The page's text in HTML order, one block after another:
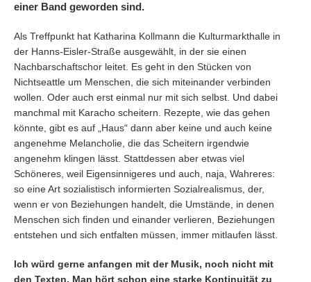
einer Band geworden sind.
Als Treffpunkt hat Katharina Kollmann die Kulturmarkthalle in
der Hanns-Eisler-Straße ausgewählt, in der sie einen
Nachbarschaftschor leitet. Es geht in den Stücken von
Nichtseattle um Menschen, die sich miteinander verbinden
wollen. Oder auch erst einmal nur mit sich selbst. Und dabei
manchmal mit Karacho scheitern. Rezepte, wie das gehen
könnte, gibt es auf „Haus“ dann aber keine und auch keine
angenehme Melancholie, die das Scheitern irgendwie
angenehm klingen lässt. Stattdessen aber etwas viel
Schöneres, weil Eigensinnigeres und auch, naja, Wahreres:
so eine Art sozialistisch informierten Sozialrealismus, der,
wenn er von Beziehungen handelt, die Umstände, in denen
Menschen sich finden und einander verlieren, Beziehungen
entstehen und sich entfalten müssen, immer mitlaufen lässt.
Ich würd gerne anfangen mit der Musik, noch nicht mit
den Texten. Man hört schon eine starke Kontinuität zu